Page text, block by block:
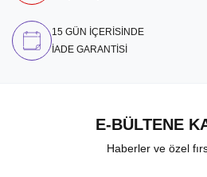
15 GÜN İÇERİSİNDE
İADE GARANTİSİ
E-BÜLTENE
Haberler ve özel